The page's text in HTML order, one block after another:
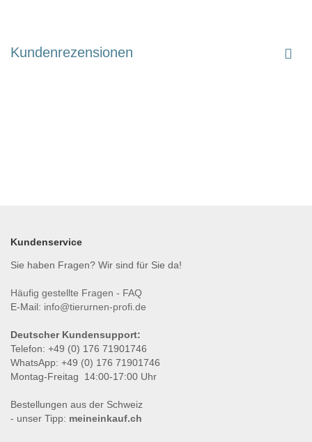
Kundenrezensionen
Kundenservice
Sie haben Fragen? Wir sind für Sie da!
Häufig gestellte Fragen - FAQ
E-Mail: info@tierurnen-profi.de
Deutscher Kundensupport:
Telefon: +49 (0) 176 71901746
WhatsApp: +49 (0) 176 71901746
Montag-Freitag 14:00-17:00 Uhr
Bestellungen aus der Schweiz
- unser Tipp: meineinkauf.ch